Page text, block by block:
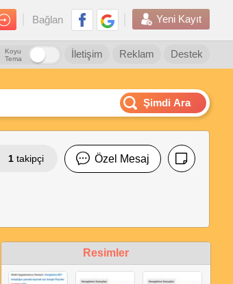
Bağlan Yeni Kayıt
Destek
Reklam
İletişim
Koyu
Tema
Şimdi Ara
1 takipçi Özel Mesaj
Resimler